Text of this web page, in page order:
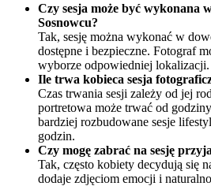
Czy sesja może być wykonana
Sosnowcu?
Tak, sesję można wykonać w
dostępne i bezpieczne. Fotograf
wyborze odpowiedniej lokalizacji.
Ile trwa kobieca sesja
Czas trwania sesji zależy od jej
portretowa może trwać od
bardziej rozbudowane sesje
godzin.
Czy mogę zabrać na sesję
Tak, często kobiety decydują się
dodaje zdjęciom emocji i